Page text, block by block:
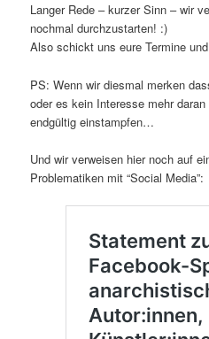
Langer Rede – kurzer Sinn – wir
nochmal durchzustarten! :)
Also schickt uns eure Termine
PS: Wenn wir diesmal merken
oder es kein Interesse mehr
endgültig einstampfen…
Und wir verweisen hier noch auf
Problematiken mit “Social Media”: